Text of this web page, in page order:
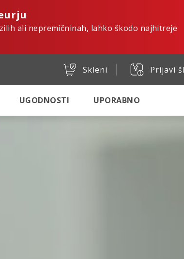
ali nepremičninah, lahko škodo najhitreje
Skleni Prijavi
UGODNOSTI UPORABNO